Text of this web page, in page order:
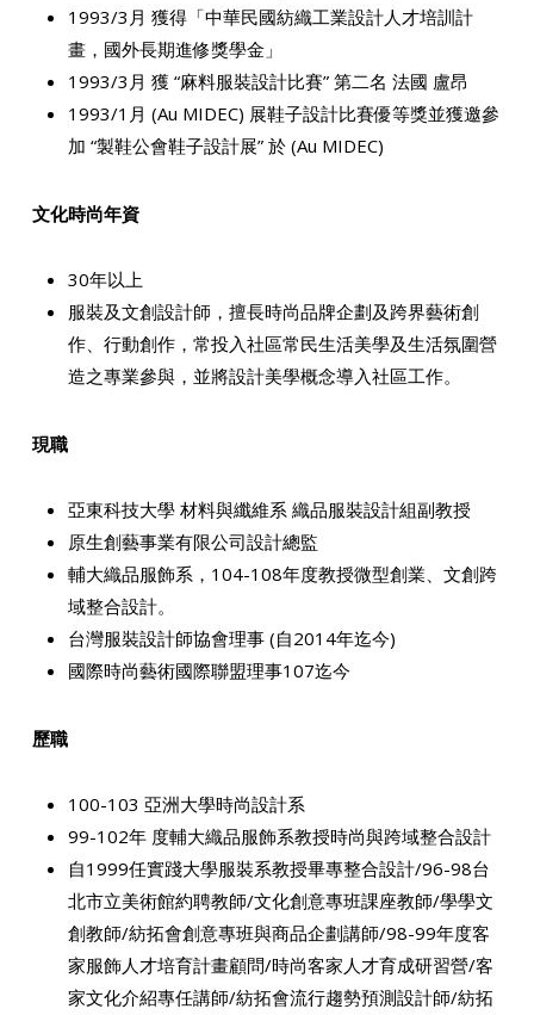
1993/3月 獲得「中華民國紡織工業設計人才培訓計
畫，國外長期進修獎學金」
1993/3月 獲 “麻料服裝設計比賽” 第二名 法國 盧昂
1993/1月 (Au MIDEC) 展鞋子設計比賽優等獎並獲邀參
加 “製鞋公會鞋子設計展” 於 (Au MIDEC)
文化時尚年資
30年以上
服裝及文創設計師，擅長時尚品牌企劃及跨界藝術創
作、行動創作，常投入社區常民生活美學及生活氛圍營
造之專業參與，並將設計美學概念導入社區工作。
現職
亞東科技大學 材料與纖維系 織品服裝設計組副教授
原生創藝事業有限公司設計總監
輔大織品服飾系，104-108年度教授微型創業、文創跨
域整合設計。
台灣服裝設計師協會理事 (自2014年迄今)
國際時尚藝術國際聯盟理事107迄今
歷職
100-103 亞洲大學時尚設計系
99-102年 度輔大織品服飾系教授時尚與跨域整合設計
自1999任實踐大學服裝系教授畢專整合設計/96-98台
北市立美術館約聘教師/文化創意專班課座教師/學學文
創教師/紡拓會創意專班與商品企劃講師/98-99年度客
家服飾人才培育計畫顧問/時尚客家人才育成研習營/客
家文化介紹專任講師/紡拓會流行趨勢預測設計師/紡拓